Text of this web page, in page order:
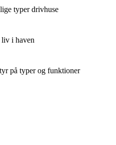
typer drivhuse
liv i haven
på typer og funktioner